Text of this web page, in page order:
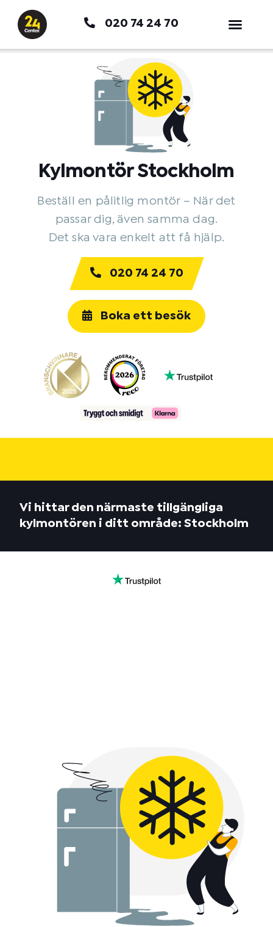
innehåll
020 74 24 70
Kylmontör Stockholm
Beställ en pålitlig montör – När det
passar dig, även samma dag.
Det ska vara enkelt att få hjälp.
020 74 24 70
Boka ett besök
Vi hittar den närmaste tillgängliga
kylmontören i ditt område: Stockholm